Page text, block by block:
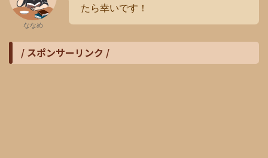
ななめ
たら幸いです！
/ スポンサーリンク /